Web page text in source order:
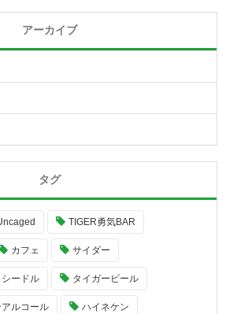
アーカイブ
タグ
TIGER勇気BAR
カフェ サイダー
シードル タイガービール
アルコール ハイネケン